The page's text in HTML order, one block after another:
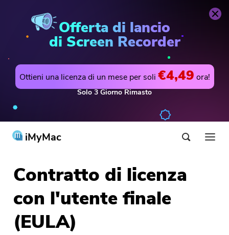
Offerta di lancio
di Screen Recorder
Ottieni una licenza di un mese per soli €4,49 ora!
Solo3 GiornoRimasto
iMyMac
Prodotti & Soluzioni
Utilità
PowerMyMac
Negozio
Supporto
Contratto di licenza
con l'utente finale
(EULA)